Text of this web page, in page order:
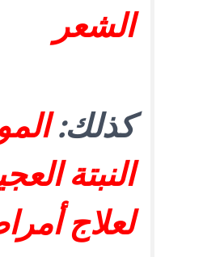
الشعر
كذلك:
النبتة
لعلاج